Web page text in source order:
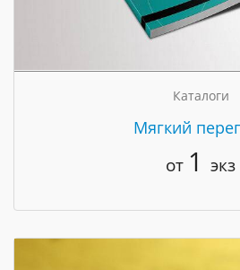
Каталоги
Мягкий
от 1 экз